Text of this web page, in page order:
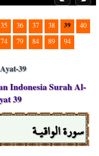
35 36 37 38 39
40
74 79 84 89 94
39
Indonesia Surah Al-
39
سورة الواقيـة